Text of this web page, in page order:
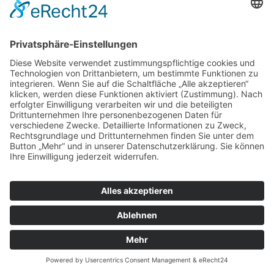
Cookie-Einstellungen